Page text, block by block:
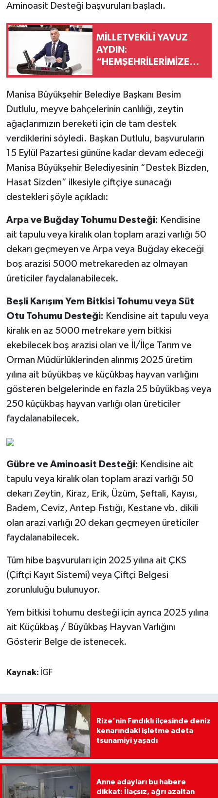
Aminoasit Desteği başvuruları başladı.
MİLLETVEKİLİ YAVUZ
AYDIN:
“HEMŞEHRİLERİMİZE
Manisa Büyükşehir Belediye Başkanı Besim
Dutlulu, meyve bahçelerinin canlılığı, zeytin
ağaçlarımızın bereketi için de tam destek
verdiklerini söyledi. Başkan Dutlulu, başvuruların
15 Eylül Pazartesi gününe kadar devam edeceği
Manisa Büyükşehir Belediyesinin “Destek Bizden,
Hasat Sizden” ilkesiyle çiftçiye sunacağı
destekleri şöyle açıkladı:
Arpa ve Buğday Tohumu Desteği: Kendisine
ait tapulu veya kiralık olan toplam arazi varlığı 50
dekarı geçmeyen ve Arpa veya Buğday ekeceği
boş arazisi 5000 metrekareden az olmayan
üreticiler faydalanabilecek.
Beşli Karışım Yem Bitkisi Tohumu veya Süt
Otu Tohumu Desteği: Kendisine ait tapulu veya
kiralık en az 5000 metrekare yem bitkisi
ekebilecek boş arazisi olan ve İl/İlçe Tarım ve
Orman Müdürlüklerinden alınmış 2025 üretim
yılına ait büyükbaş ve küçükbaş hayvan varlığını
gösteren belgelerinde en fazla 25 büyükbaş veya
250 küçükbaş hayvan varlığı olan üreticiler
faydalanabilecek.
Gübre ve Aminoasit Desteği: Kendisine ait
tapulu veya kiralık olan toplam arazi varlığı 50
dekarı Zeytin, Kiraz, Erik, Üzüm, Şeftali, Kayısı,
Badem, Ceviz, Antep Fıstığı, Kestane vb. dikili
olan arazi varlığı 20 dekarı geçmeyen üreticiler
faydalanabilecek.
Tüm hibe başvuruları için 2025 yılına ait ÇKS
(Çiftçi Kayıt Sistemi) veya Çiftçi Belgesi
zorunluluğu bulunuyor.
Yem bitkisi tohumu desteği için ayrıca 2025 yılına
ait Küçükbaş / Büyükbaş Hayvan Varlığını
Gösterir Belge de istenecek.
Kaynak: İGF
Rize'nin Fındıklı ilçesinde deniz
kenarındaki işletme adeta
tsunamiyi yaşadı
Anne adayları bu habere
dikkat: İlaçsız, ağrı azaltan